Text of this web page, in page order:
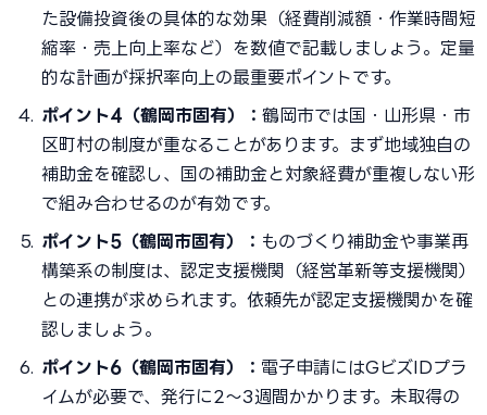
た設備投資後の具体的な効果（経費削減額・作業時間短
縮率・売上向上率など）を数値で記載しましょう。定量
的な計画が採択率向上の最重要ポイントです。
ポイント4（鶴岡市固有）： 鶴岡市では国・山形県・市
区町村の制度が重なることがあります。まず地域独自の
補助金を確認し、国の補助金と対象経費が重複しない形
で組み合わせるのが有効です。
ポイント5（鶴岡市固有）： ものづくり補助金や事業再
構築系の制度は、認定支援機関（経営革新等支援機関）
との連携が求められます。依頼先が認定支援機関かを確
認しましょう。
ポイント6（鶴岡市固有）： 電子申請にはGビズIDプラ
イムが必要で、発行に2〜3週間かかります。未取得の